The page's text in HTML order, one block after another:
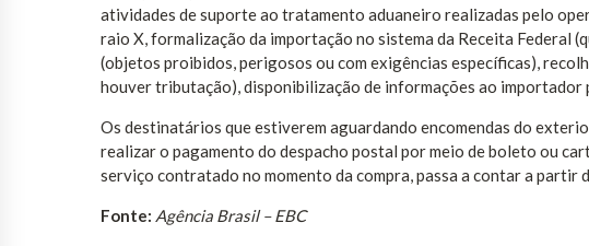
atividades de suporte ao tratamento aduaneiro realizadas pelo
raio X, formalização da importação no sistema da Receita Federal
(objetos proibidos, perigosos ou com exigências específicas),
houver tributação), disponibilização de informações ao
Os destinatários que estiverem aguardando encomendas do
realizar o pagamento do despacho postal por meio de boleto ou
serviço contratado no momento da compra, passa a contar a partir
Fonte: Agência Brasil – EBC